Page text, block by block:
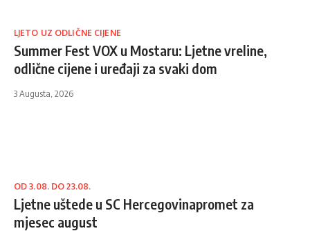
LJETO UZ ODLIČNE CIJENE
Summer Fest VOX u Mostaru: Ljetne vreline,
odlične cijene i uređaji za svaki dom
3 Augusta, 2026
OD 3.08. DO 23.08.
Ljetne uštede u SC Hercegovinapromet za
mjesec august